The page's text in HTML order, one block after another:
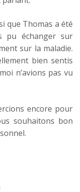
que Thomas a été
pu échanger sur
sur la maladie.
bien sentis
n’avions pas vu
encore pour
souhaitons bon